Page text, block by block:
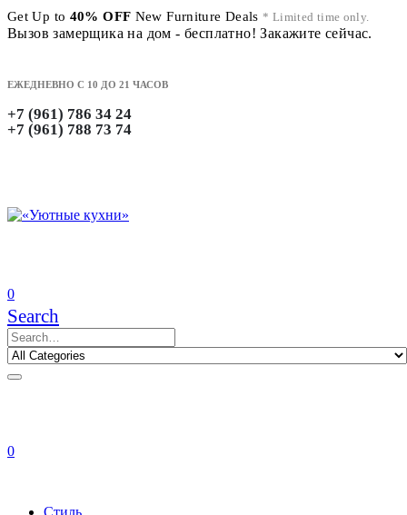
Get Up to 40% OFF New Furniture Deals * Limited time only.
Вызов замерщика на дом - бесплатно! Закажите сейчас.
ЕЖЕДНЕВНО С 10 ДО 21 ЧАСОВ
+7 (961) 786 34 24
+7 (961) 788 73 74
0
Search
0
Стиль